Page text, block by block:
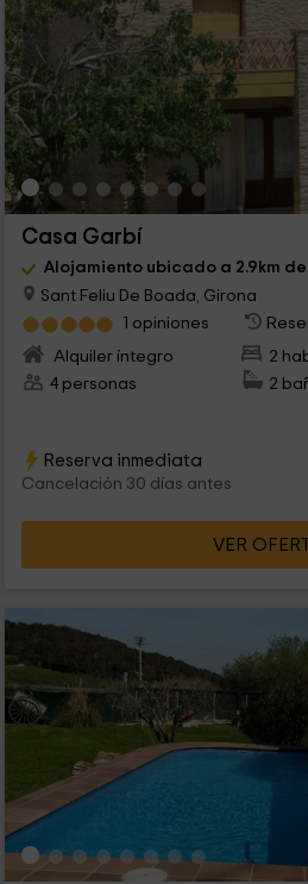
Casa Garbí
Alojamiento ubicado a 2.9km
Sant Feliu De Boada, Girona
1 opiniones
Alquiler íntegro
2
4 personas
2
Reserva inmediata
Cancelación 30 días antes
VER